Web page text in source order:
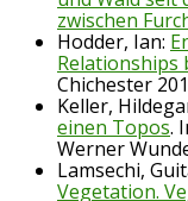
zwischen
Hodder, Ian:
Relationships
Chichester
Keller,
einen Topos.
Werner
Lamsechi,
Vegetation.